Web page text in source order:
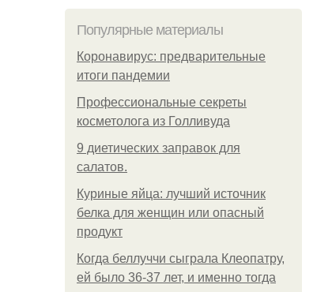
Популярные материалы
Коронавирус: предварительные
итоги пандемии
Профессиональные секреты
косметолога из Голливуда
9 диетических заправок для
салатов.
Куриные яйца: лучший источник
белка для женщин или опасный
продукт
Когда беллуччи сыграла Клеопатру,
ей было 36-37 лет, и именно тогда